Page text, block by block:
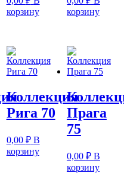
корзину
корзину
Коллекция
Рига 70
0,00 ₽ В
корзину
Прага
75
0,00 ₽ В
корзину